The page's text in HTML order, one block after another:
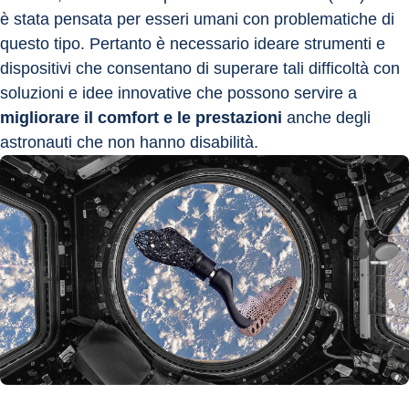
è stata pensata per esseri umani con problematiche di
questo tipo. Pertanto è necessario ideare strumenti e
dispositivi che consentano di superare tali difficoltà con
soluzioni e idee innovative che possono servire a
migliorare il comfort e le prestazioni anche degli
astronauti che non hanno disabilità.